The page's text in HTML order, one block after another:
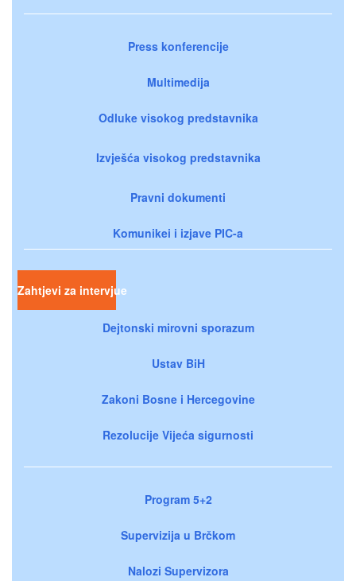
Press konferencije
Multimedija
Odluke visokog predstavnika
Izvješća visokog predstavnika
Pravni dokumenti
Komunikei i izjave PIC-a
Zahtjevi za intervjue
Dejtonski mirovni sporazum
Ustav BiH
Zakoni Bosne i Hercegovine
Rezolucije Vijeća sigurnosti
Program 5+2
Supervizija u Brčkom
Nalozi Supervizora